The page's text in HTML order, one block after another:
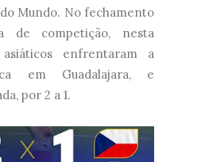
Mundo. No fechamento
de competição, nesta
enfrentaram a
em Guadalajara, e
por 2 a 1.